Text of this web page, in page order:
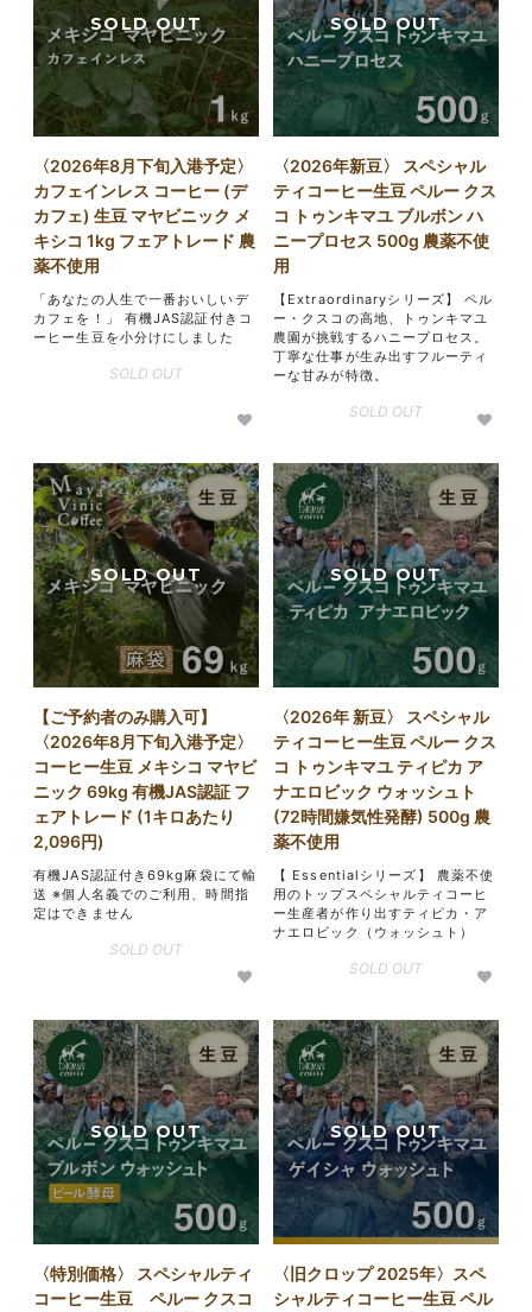
〈2026年8月下旬入港予定〉
カフェインレス コーヒー (デ
カフェ) 生豆 マヤビニック メ
キシコ 1kg フェアトレード 農
薬不使用
「あなたの人生で一番おいしいデ
カフェを！」 有機JAS認証付きコ
ーヒー生豆を小分けにしました
SOLD OUT
〈2026年新豆〉 スペシャル
ティコーヒー生豆 ペルー クス
コ トゥンキマユ ブルボン ハ
ニープロセス 500g 農薬不使
用
【Extraordinaryシリーズ】 ペル
ー・クスコの高地、トゥンキマユ
農園が挑戦するハニープロセス。
丁寧な仕事が生み出すフルーティ
ーな甘みが特徴。
SOLD OUT
【ご予約者のみ購入可】
〈2026年8月下旬入港予定〉
コーヒー生豆 メキシコ マヤビ
ニック 69kg 有機JAS認証 フ
ェアトレード (1キロあたり
2,096円)
有機JAS認証付き69kg麻袋にて輸
送 ※個人名義でのご利用、時間指
定はできません
SOLD OUT
〈2026年 新豆〉 スペシャル
ティコーヒー生豆 ペルー クス
コ トゥンキマユ ティピカ ア
ナエロビック ウォッシュト
(72時間嫌気性発酵) 500g 農
薬不使用
【 Essentialシリーズ】 農薬不使
用のトップスペシャルティコーヒ
ー生産者が作り出すティピカ・ア
ナエロビック（ウォッシュト）
SOLD OUT
〈特別価格〉 スペシャルティ
コーヒー生豆 ペルー クスコ
〈旧クロップ 2025年〉スペ
シャルティコーヒー生豆 ペル